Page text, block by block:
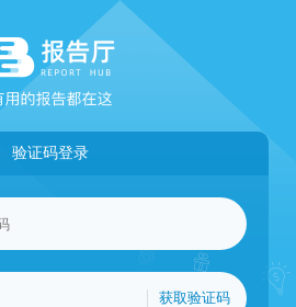
验证码登录
获取验证码